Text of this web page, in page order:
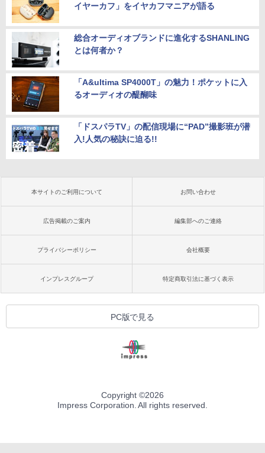
イヤーカフ」をイヤカフマニアが語る
総合オーディオブランドに進化するSHANLING
とは何者か？
「A&ultima SP4000T」の魅力！ポケットに入
るオーディオの醍醐味
「ドスパラTV」の配信現場に“PAD”撮影班が潜
入!人気の秘訣に迫る!!
本サイトのご利用について お問い合わせ
広告掲載のご案内 編集部へのご連絡
プライバシーポリシー 会社概要
インプレスグループ 特定商取引法に基づく表示
PC版で見る
Copyright ©2026
Impress Corporation. All rights reserved.